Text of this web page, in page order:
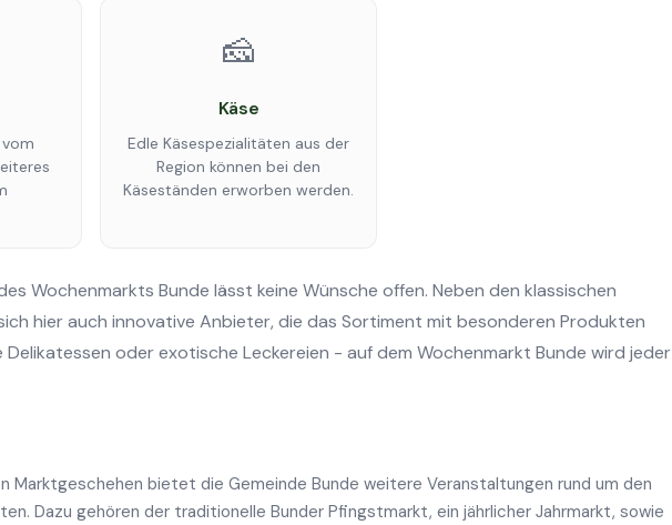
🧀
Käse
Edle Käsespezialitäten aus der
Region können bei den
Käseständen erworben werden.
Wochenmarkts Bunde lässt keine Wünsche offen. Neben den klassischen
hier auch innovative Anbieter, die das Sortiment mit besonderen Produkten
Delikatessen oder exotische Leckereien - auf dem Wochenmarkt Bunde wird jeder
Marktgeschehen bietet die Gemeinde Bunde weitere Veranstaltungen rund um den
Dazu gehören der traditionelle Bunder Pfingstmarkt, ein jährlicher Jahrmarkt, sowie